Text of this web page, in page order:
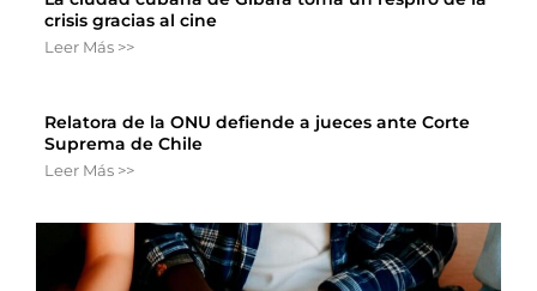
crisis gracias al cine
Leer Más >>
Relatora de la ONU defiende a jueces ante Corte
Suprema de Chile
Leer Más >>